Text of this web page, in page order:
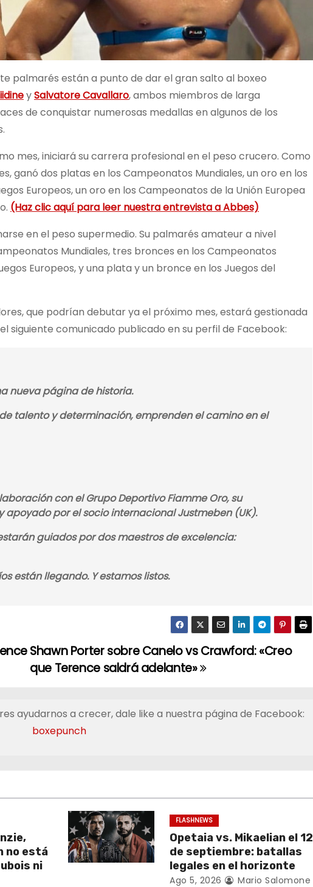
palmarés están a punto de dar el gran salto al boxeo
ySalvatore Cavallaro, ambos miembros de larga
de conquistar numerosas medallas en algunos de los
mes, iniciará su carrera profesional en el peso crucero. Como
ganó dos platas en los Campeonatos Mundiales, un oro en los
Europeos, un oro en los Campeonatos de la Unión Europea
(Haz clic aquí para leer nuestra entrevista a Abbes)
en el peso supermedio. Su palmarés amateur a nivel
Mundiales, tres bronces en los Campeonatos
Europeos, y una plata y un bronce en los Juegos del
que podrían debutar ya el próximo mes, estará gestionada
siguiente comunicado publicado en su perfil de Facebook:
nueva página de historia.
talento y determinación, emprenden el camino en el
con el Grupo Deportivo Fiamme Oro, su
apoyado por el socio internacional Justmeben (UK).
guiados por dos maestros de excelencia:
están llegando. Y estamos listos.
Shawn Porter sobre Canelo vs Crawford: «Creo
que Terence saldrá adelante»
ayudarnos a crecer, dale like a nuestra página de Facebook:
boxepunch
no está
ni
FLASHNEWS
Opetaia vs. Mikaelian el 12
de septiembre: batallas
legales en el horizonte
Ago 5, 2026 Mario Salomone